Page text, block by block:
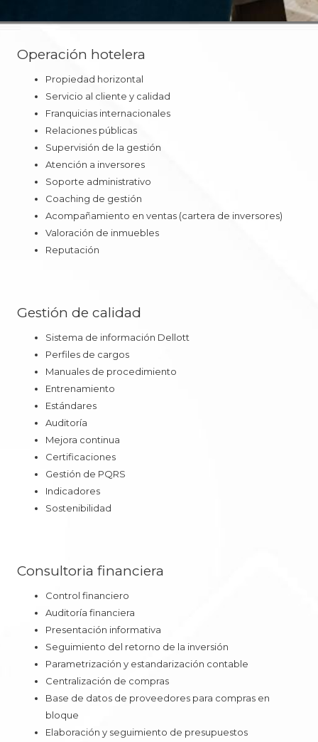
Operación hotelera
Propiedad horizontal
Servicio al cliente y calidad
Franquicias internacionales
Relaciones públicas
Supervisión de la gestión
Atención a inversores
Soporte administrativo
Coaching de gestión
Acompañamiento en ventas (cartera de inversores)
Valoración de inmuebles
Reputación
Gestión de calidad
Sistema de información Dellott
Perfiles de cargos
Manuales de procedimiento
Entrenamiento
Estándares
Auditoría
Mejora continua
Certificaciones
Gestión de PQRS
Indicadores
Sostenibilidad
Consultoria financiera
Control financiero
Auditoría financiera
Presentación informativa
Seguimiento del retorno de la inversión
Parametrización y estandarización contable
Centralización de compras
Base de datos de proveedores para compras en
bloque
Elaboración y seguimiento de presupuestos